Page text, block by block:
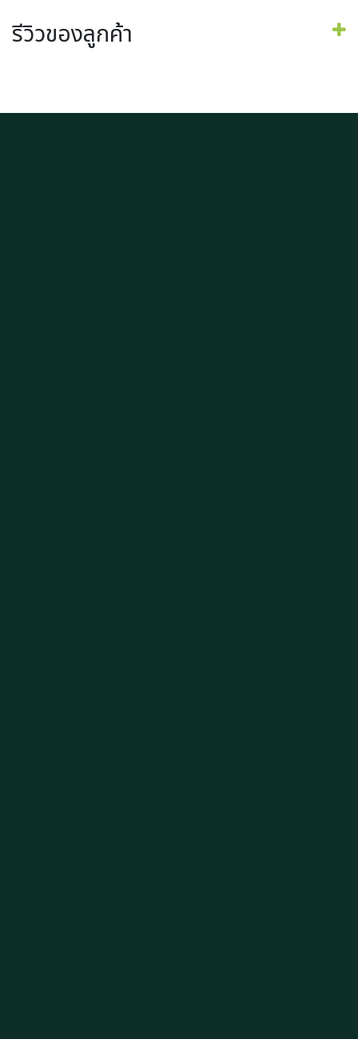
รีวิวของลูกค้า